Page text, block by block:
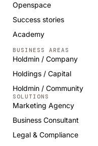
Openspace
Success stories
Academy
BUSINESS AREAS
Holdmin / Company
Holdings / Capital
Holdmin / Community
SOLUTIONS
Marketing Agency
Business Consultant
Legal & Compliance